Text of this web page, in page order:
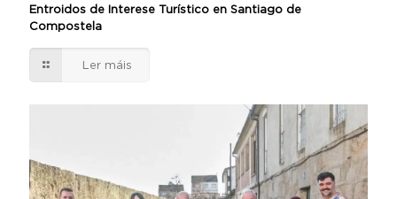
Entroidos de Interese Turístico en Santiago de
Compostela
Ler máis